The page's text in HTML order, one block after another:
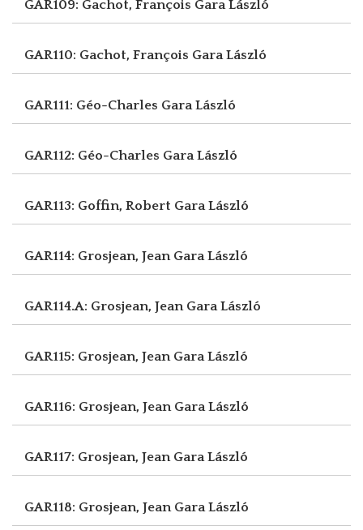
GAR109: Gachot, François Gara László
GAR110: Gachot, François Gara László
GAR111: Géo-Charles Gara László
GAR112: Géo-Charles Gara László
GAR113: Goffin, Robert Gara László
GAR114: Grosjean, Jean Gara László
GAR114.A: Grosjean, Jean Gara László
GAR115: Grosjean, Jean Gara László
GAR116: Grosjean, Jean Gara László
GAR117: Grosjean, Jean Gara László
GAR118: Grosjean, Jean Gara László